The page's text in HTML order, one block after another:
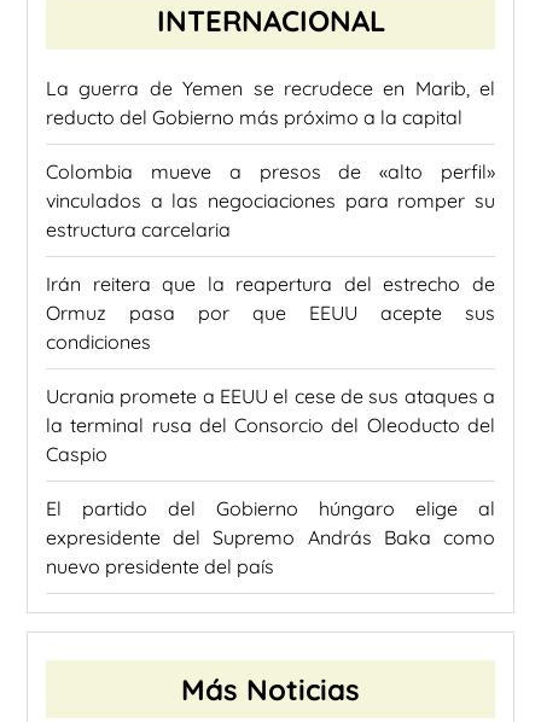
INTERNACIONAL
La guerra de Yemen se recrudece en Marib, el
reducto del Gobierno más próximo a la capital
Colombia mueve a presos de «alto perfil»
vinculados a las negociaciones para romper su
estructura carcelaria
Irán reitera que la reapertura del estrecho de
Ormuz pasa por que EEUU acepte sus
condiciones
Ucrania promete a EEUU el cese de sus ataques a
la terminal rusa del Consorcio del Oleoducto del
Caspio
El partido del Gobierno húngaro elige al
expresidente del Supremo András Baka como
nuevo presidente del país
Más Noticias